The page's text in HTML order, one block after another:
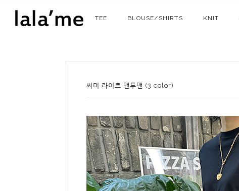
TEE BLOUSE/SHIRTS KNIT
써머 라이트 맨투맨 (3 color)